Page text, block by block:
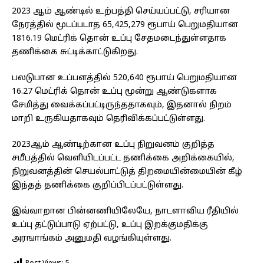
2023 ஆம் ஆண்டில் உற்பத்தி செய்யப்பட்டு, சரியான
நேரத்தில் மூடப்படாத 65,425,279 ரூபாய் பெறுமதியான
1816.19 மெட்ரிக் தொன் உப்பு சேதமடைந்துள்ளதாக
தணிக்கை சுட்டிக்காட்டுகிறது.
பலடுபான உப்பளத்தில் 520,640 ரூபாய் பெறுமதியான
16.27 மெட்ரிக் தொன் உப்பு மூன்று ஆண்டுகளாக
சேமித்து வைக்கப்பட்டிருந்ததாகவும், இதனால் நிறம்
மாறி உருகியதாகவும் தெரிவிக்கப்பட்டுள்ளது.
2023ஆம் ஆண்டிற்கான உப்பு நிறுவனம் குறித்த
சமீபத்தில் வெளியிடப்பட்ட தணிக்கை அறிக்கையில்,
நிறுவனத்தின் செயல்பாட்டுத் திறமையின்மையின் கீழ்
இந்தத் தணிக்கை குறிப்பிடப்பட்டுள்ளது.
இவ்வாறான பின்னணியிலேயே, நாடளாவிய ரீதியில்
உப்பு தட்டுப்பாடு ஏற்பட்டு, உப்பு இறக்குமதிக்கு
அரஙாங்கம் அனுமதி வழங்கியுள்ளது.